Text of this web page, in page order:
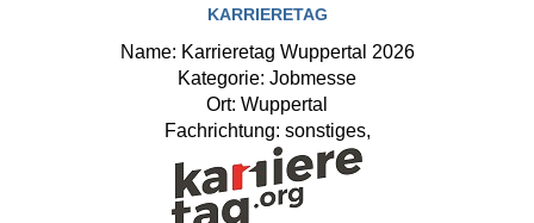
KARRIERETAG
Name: Karrieretag Wuppertal 2026
Kategorie: Jobmesse
Ort: Wuppertal
Fachrichtung: sonstiges,